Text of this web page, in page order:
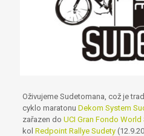
Oživujeme Sudetomana, což je
cyklo maratonu Dekom System
zařazen do UCI Gran Fondo World
kol Redpoint Rallye Sudety